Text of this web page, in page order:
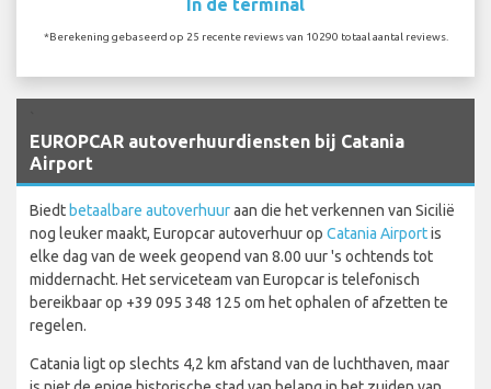
*Berekening gebaseerd op 25 recente reviews van 10290 totaal aantal reviews.
EUROPCAR autoverhuurdiensten bij Catania
Airport
Biedtbetaalbare autoverhuuraan die het verkennen van Sicilië
nog leuker maakt, Europcar autoverhuur op Catania Airportis
elke dag van de week geopend van 8.00 uur 's ochtends tot
middernacht. Het serviceteam van Europcar is telefonisch
bereikbaar op +39 095 348 125 om het ophalen of afzetten te
regelen.
Catania ligt op slechts 4,2 km afstand van de luchthaven, maar